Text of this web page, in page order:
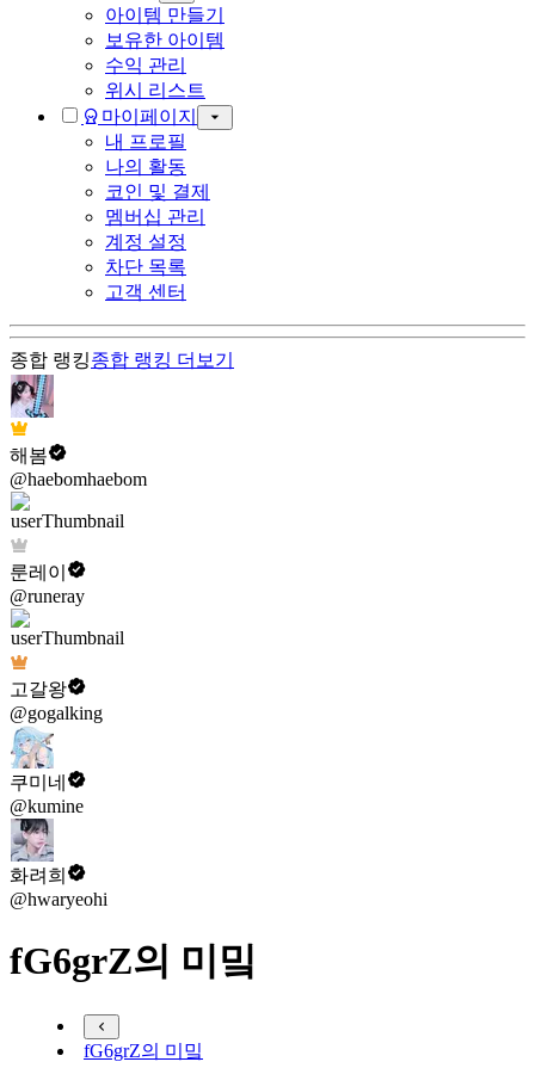
아이템 만들기
보유한 아이템
수익 관리
위시 리스트
마이페이지
내 프로필
나의 활동
코인 및 결제
멤버십 관리
계정 설정
차단 목록
고객 센터
종합 랭킹종합 랭킹 더보기
해봄
@haebomhaebom
룬레이
@runeray
고갈왕
@gogalking
쿠미네
@kumine
화려희
@hwaryeohi
fG6grZ의 미밐
fG6grZ의 미밐